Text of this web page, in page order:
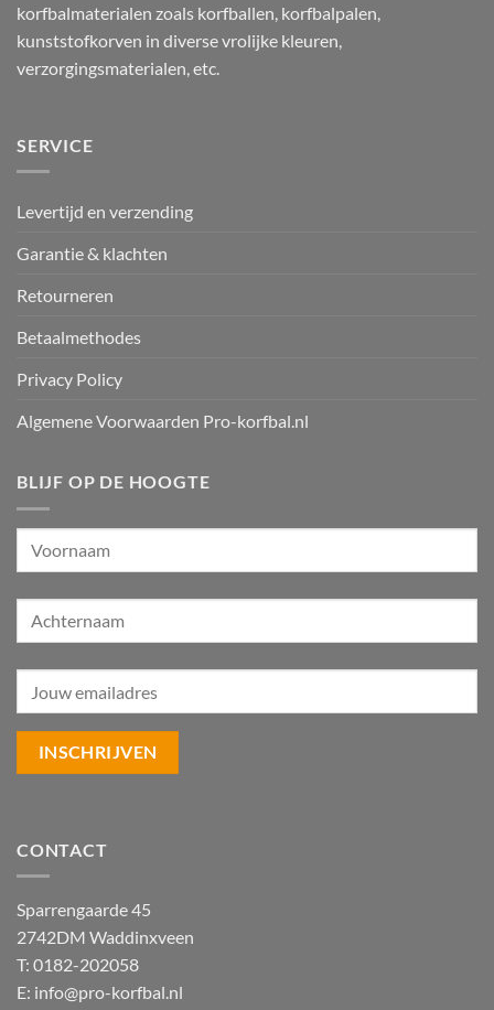
korfbalmaterialen zoals korfballen, korfbalpalen,
kunststofkorven in diverse vrolijke kleuren,
verzorgingsmaterialen, etc.
SERVICE
Levertijd en verzending
Garantie & klachten
Retourneren
Betaalmethodes
Privacy Policy
Algemene Voorwaarden Pro-korfbal.nl
BLIJF OP DE HOOGTE
CONTACT
Sparrengaarde 45
2742DM Waddinxveen
T: 0182-202058
E: info@pro-korfbal.nl